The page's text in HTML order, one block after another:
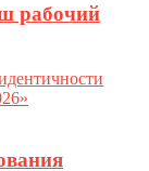
рабочий